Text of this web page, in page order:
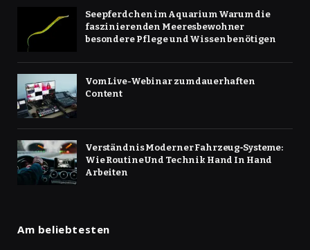
Seepferdchen im Aquarium Warum die
faszinierenden Meeresbewohner
besondere Pflege und Wissen benötigen
Vom Live-Webinar zum dauerhaften
Content
Verständnis Moderner Fahrzeug‑Systeme:
Wie Routine Und Technik Hand In Hand
Arbeiten
Am beliebtesten